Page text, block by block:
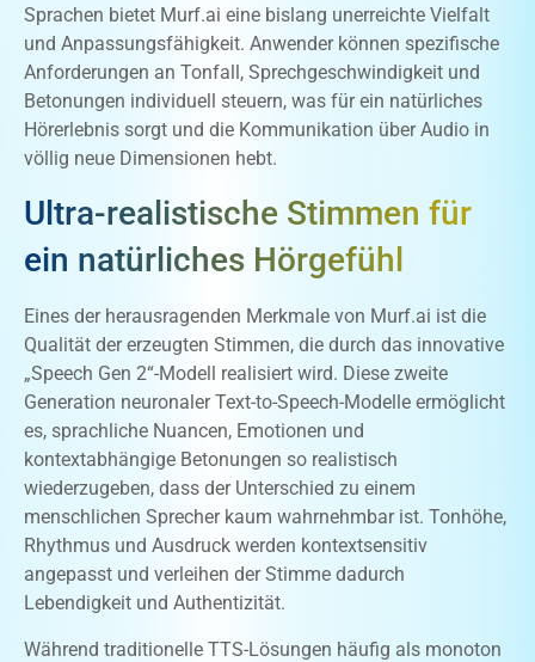
Sprachen bietet Murf.ai eine bislang unerreichte Vielfalt
und Anpassungsfähigkeit. Anwender können spezifische
Anforderungen an Tonfall, Sprechgeschwindigkeit und
Betonungen individuell steuern, was für ein natürliches
Hörerlebnis sorgt und die Kommunikation über Audio in
völlig neue Dimensionen hebt.
Ultra-realistische Stimmen für
ein natürliches Hörgefühl
Eines der herausragenden Merkmale von Murf.ai ist die
Qualität der erzeugten Stimmen, die durch das innovative
„Speech Gen 2“-Modell realisiert wird. Diese zweite
Generation neuronaler Text-to-Speech-Modelle ermöglicht
es, sprachliche Nuancen, Emotionen und
kontextabhängige Betonungen so realistisch
wiederzugeben, dass der Unterschied zu einem
menschlichen Sprecher kaum wahrnehmbar ist. Tonhöhe,
Rhythmus und Ausdruck werden kontextsensitiv
angepasst und verleihen der Stimme dadurch
Lebendigkeit und Authentizität.
Während traditionelle TTS-Lösungen häufig als monoton